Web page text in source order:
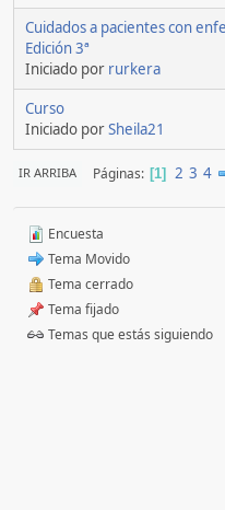
Cuidados a pacientes con
Edición 3ª
Iniciado por rurkera
Curso
Iniciado porSheila21
IR ARRIBA Páginas 1 2 3 4
Encuesta
Tema Movido
Tema cerrado
Tema fijado
Temas que estás siguiendo